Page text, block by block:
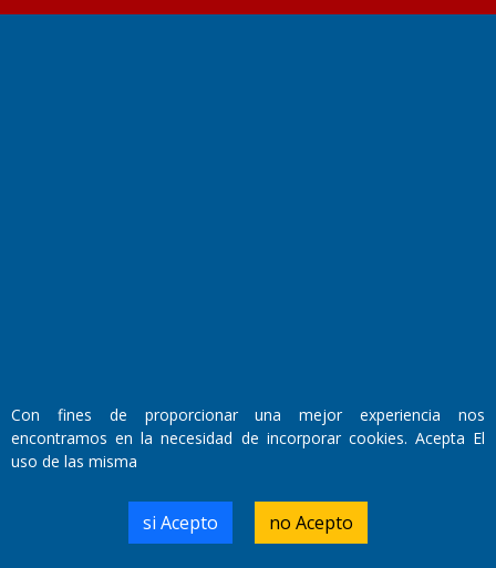
Director Periodístico:
Walter René Goñi
Domicilio Legal: José Ingenieros 855,
Santa Rosa, La Pampa.
Número de Registro DNDA:
Con fines de proporcionar una mejor experiencia nos
encontramos en la necesidad de incorporar cookies. Acepta El
uso de las misma
si Acepto no Acepto